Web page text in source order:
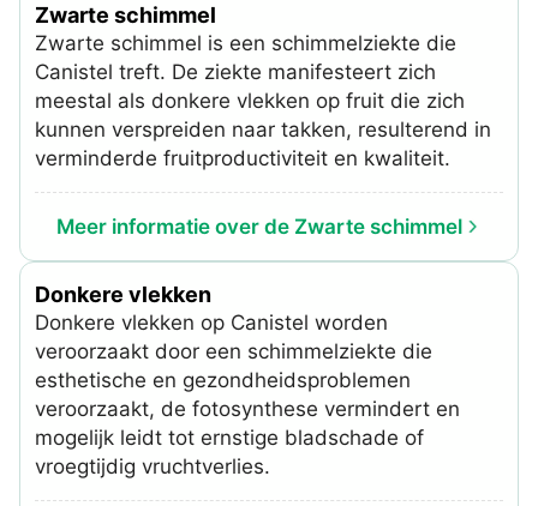
Zwarte schimmel
Zwarte schimmel is een schimmelziekte die
Canistel treft. De ziekte manifesteert zich
meestal als donkere vlekken op fruit die zich
kunnen verspreiden naar takken, resulterend in
verminderde fruitproductiviteit en kwaliteit.
Meer informatie over de Zwarte schimmel
Donkere vlekken
Donkere vlekken op Canistel worden
veroorzaakt door een schimmelziekte die
esthetische en gezondheidsproblemen
veroorzaakt, de fotosynthese vermindert en
mogelijk leidt tot ernstige bladschade of
vroegtijdig vruchtverlies.